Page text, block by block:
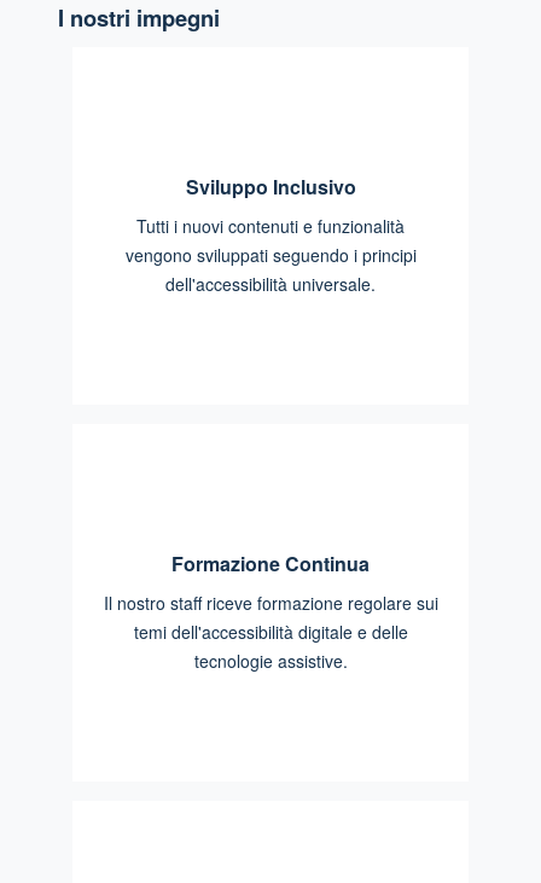
I nostri impegni
Sviluppo Inclusivo
Tutti i nuovi contenuti e funzionalità
vengono sviluppati seguendo i principi
dell'accessibilità universale.
Formazione Continua
Il nostro staff riceve formazione regolare sui
temi dell'accessibilità digitale e delle
tecnologie assistive.